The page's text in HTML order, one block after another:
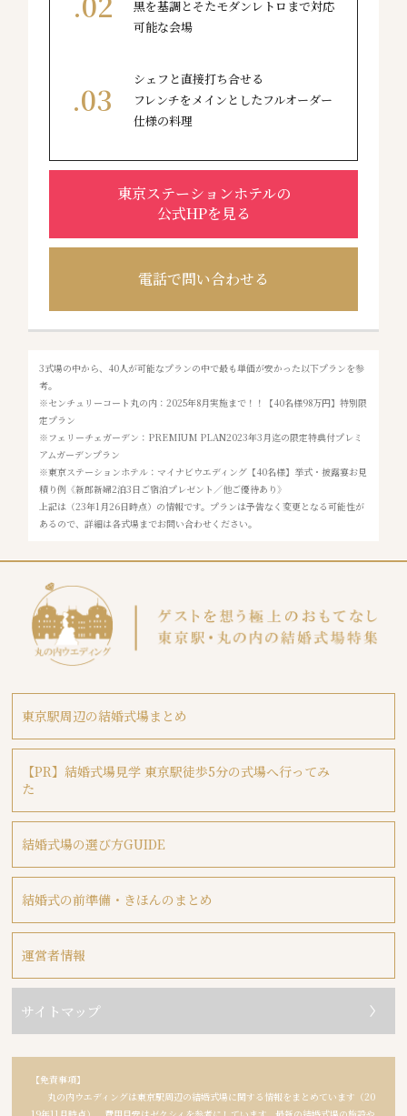
黒を基調とそたモダンレトロまで対応
可能な会場
シェフと直接打ち合せる
フレンチをメインとしたフルオーダー
仕様の料理
東京ステーションホテルの
公式HPを見る
電話で問い合わせる
3式場の中から、40人が可能なプランの中で最も単価が安かった以下プランを参
考。
※センチュリーコート丸の内：2025年8月実施まで！！【40名様98万円】特別限
定プラン
※フェリーチェガーデン：PREMIUM PLAN2023年3月迄の限定特典付プレミ
アムガーデンプラン
※東京ステーションホテル：マイナビウエディング【40名様】挙式・披露宴お見
積り例《新郎新婦2泊3日ご宿泊プレゼント／他ご優待あり》
上記は（23年1月26日時点）の情報です。プランは予告なく変更となる可能性が
あるので、詳細は各式場までお問い合わせください。
東京駅周辺の結婚式場まとめ
【PR】結婚式場見学 東京駅徒歩5分の式場へ行ってみ
た
結婚式場の選び方GUIDE
結婚式の前準備・きほんのまとめ
運営者情報
サイトマップ
【免責事項】
丸の内ウエディングは東京駅周辺の結婚式場に関する情報をまとめています（20